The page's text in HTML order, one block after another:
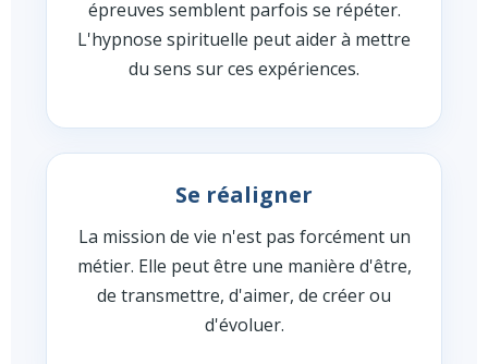
épreuves semblent parfois se répéter.
L'hypnose spirituelle peut aider à mettre
du sens sur ces expériences.
Se réaligner
La mission de vie n'est pas forcément un
métier. Elle peut être une manière d'être,
de transmettre, d'aimer, de créer ou
d'évoluer.